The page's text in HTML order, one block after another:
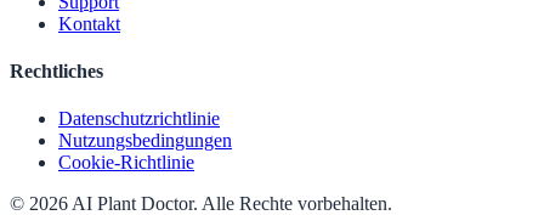
Kontakt
Rechtliches
Datenschutzrichtlinie
Nutzungsbedingungen
Cookie-Richtlinie
© 2026 AI Plant Doctor. Alle Rechte vorbehalten.